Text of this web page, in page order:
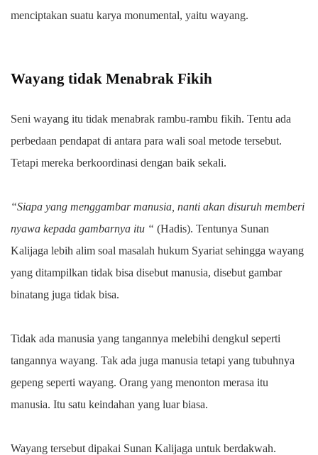
menciptakan suatu karya monumental, yaitu wayang.
Wayang tidak Menabrak Fikih
Seni wayang itu tidak menabrak rambu-rambu fikih. Tentu ada
perbedaan pendapat di antara para wali soal metode tersebut.
Tetapi mereka berkoordinasi dengan baik sekali.
“Siapa yang menggambar manusia, nanti akan disuruh memberi
nyawa kepada gambarnya itu “ (Hadis). Tentunya Sunan
Kalijaga lebih alim soal masalah hukum Syariat sehingga wayang
yang ditampilkan tidak bisa disebut manusia, disebut gambar
binatang juga tidak bisa.
Tidak ada manusia yang tangannya melebihi dengkul seperti
tangannya wayang. Tak ada juga manusia tetapi yang tubuhnya
gepeng seperti wayang. Orang yang menonton merasa itu
manusia. Itu satu keindahan yang luar biasa.
Wayang tersebut dipakai Sunan Kalijaga untuk berdakwah.